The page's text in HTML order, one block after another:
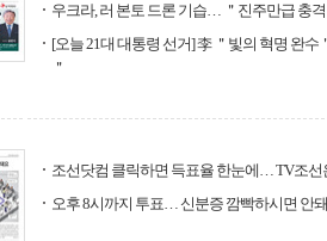
우크라, 러 본토 드론 기습… ＂진주만급 충
[오늘 21대 대통령 선거] 李 ＂빛의 혁명 완수
＂
조선닷컴 클릭하면 득표율 한눈에… TV조선
오후 8시까지 투표… 신분증 깜빡하시면 안